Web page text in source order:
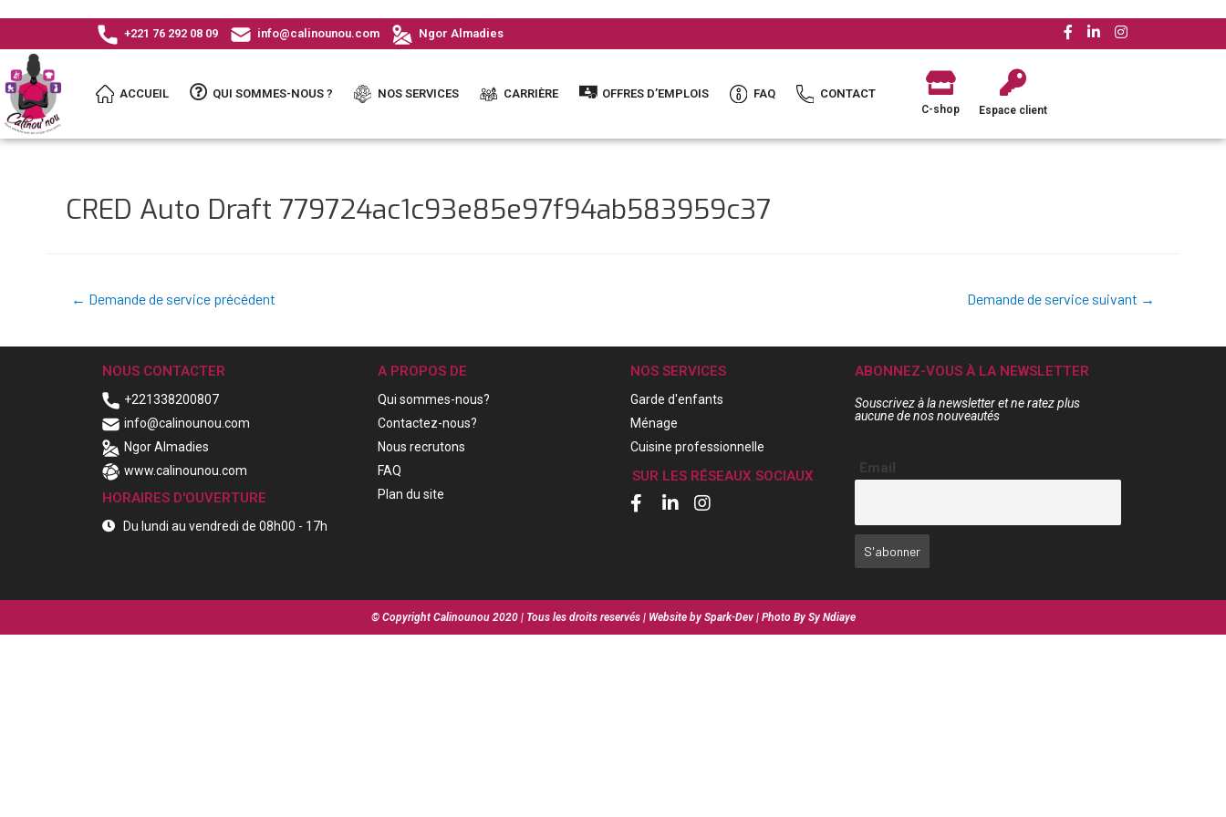
+221 76 292 08 09 info@calinounou.com Ngor Almadies
ACCUEIL QUI SOMMES-NOUS ? NOS SERVICES CARRIÈRE OFFRES D’EMPLOIS FAQ CONTACT
C-shop Espace client
CRED Auto Draft 779724ac1c93e85e97f94ab583959c37
← Demande de service précédent Demande de service suivant →
NOUS CONTACTER
+221338200807
info@calinounou.com
Ngor Almadies
www.calinounou.com
HORAIRES D'OUVERTURE
Du lundi au vendredi de 08h00 - 17h
A PROPOS DE
Qui sommes-nous?
Contactez-nous?
Nous recrutons
FAQ
Plan du site
NOS SERVICES
Garde d'enfants
Ménage
Cuisine professionnelle
SUR LES RÉSEAUX SOCIAUX
ABONNEZ-VOUS À LA NEWSLETTER
Souscrivez à la newsletter et ne ratez plus
aucune de nos nouveautés
Email
© Copyright Calinounou 2020 | Tous les droits reservés | Website by Spark-Dev | Photo By Sy Ndiaye